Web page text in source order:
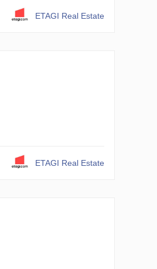
ETAGI Real Estate
ETAGI Real Estate